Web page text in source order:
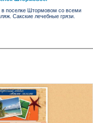
в поселке Штормовом со всеми
Сакские лечебные грязи.